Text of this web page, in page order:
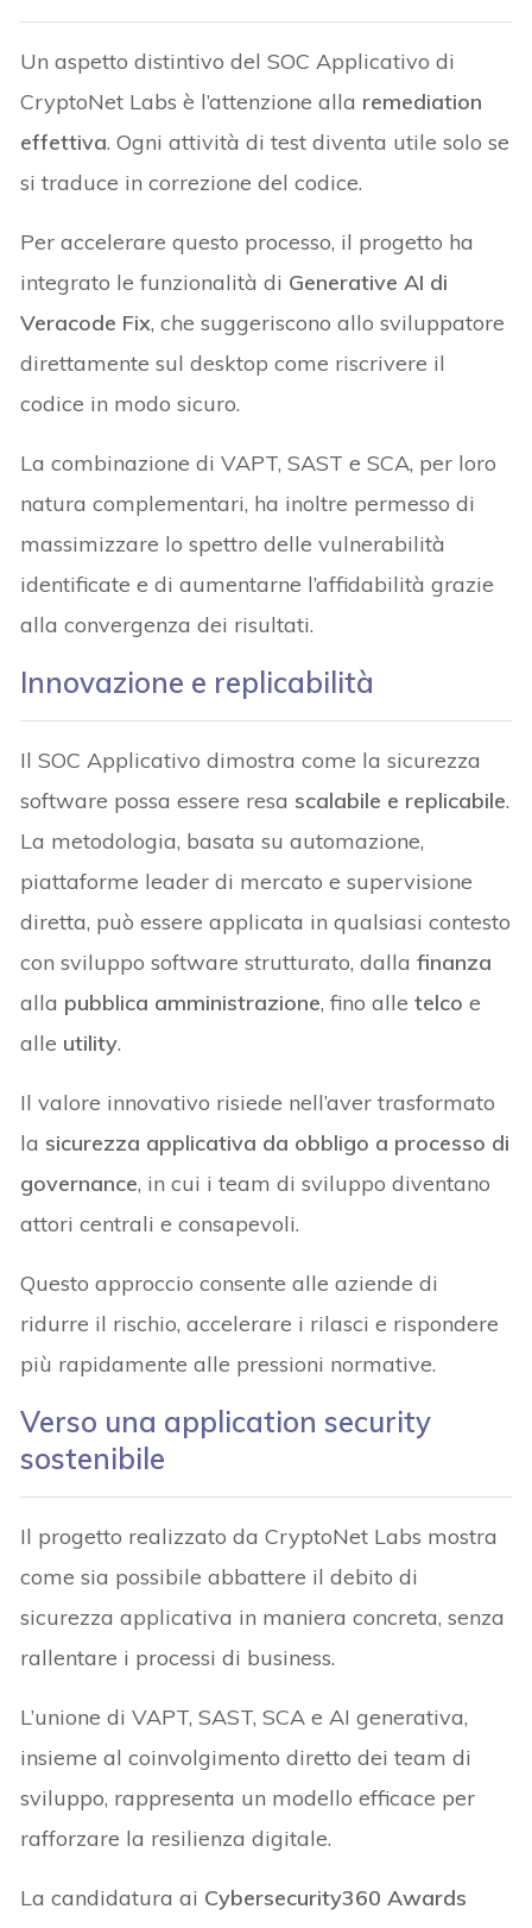
Un aspetto distintivo del SOC Applicativo di
CryptoNet Labs è l’attenzione alla remediation
effettiva. Ogni attività di test diventa utile solo se
si traduce in correzione del codice.
Per accelerare questo processo, il progetto ha
integrato le funzionalità di Generative AI di
Veracode Fix, che suggeriscono allo sviluppatore
direttamente sul desktop come riscrivere il
codice in modo sicuro.
La combinazione di VAPT, SAST e SCA, per loro
natura complementari, ha inoltre permesso di
massimizzare lo spettro delle vulnerabilità
identificate e di aumentarne l’affidabilità grazie
alla convergenza dei risultati.
Innovazione e replicabilità
Il SOC Applicativo dimostra come la sicurezza
software possa essere resa scalabile e replicabile.
La metodologia, basata su automazione,
piattaforme leader di mercato e supervisione
diretta, può essere applicata in qualsiasi contesto
con sviluppo software strutturato, dallafinanza
alla pubblica amministrazione, fino alletelco e
alle utility.
Il valore innovativo risiede nell’aver trasformato
la sicurezza applicativa da obbligo a processo di
governance, in cui i team di sviluppo diventano
attori centrali e consapevoli.
Questo approccio consente alle aziende di
ridurre il rischio, accelerare i rilasci e rispondere
più rapidamente alle pressioni normative.
Verso una application security
sostenibile
Il progetto realizzato da CryptoNet Labs mostra
come sia possibile abbattere il debito di
sicurezza applicativa in maniera concreta, senza
rallentare i processi di business.
L’unione di VAPT, SAST, SCA e AI generativa,
insieme al coinvolgimento diretto dei team di
sviluppo, rappresenta un modello efficace per
rafforzare la resilienza digitale.
La candidatura ai Cybersecurity360 Awards